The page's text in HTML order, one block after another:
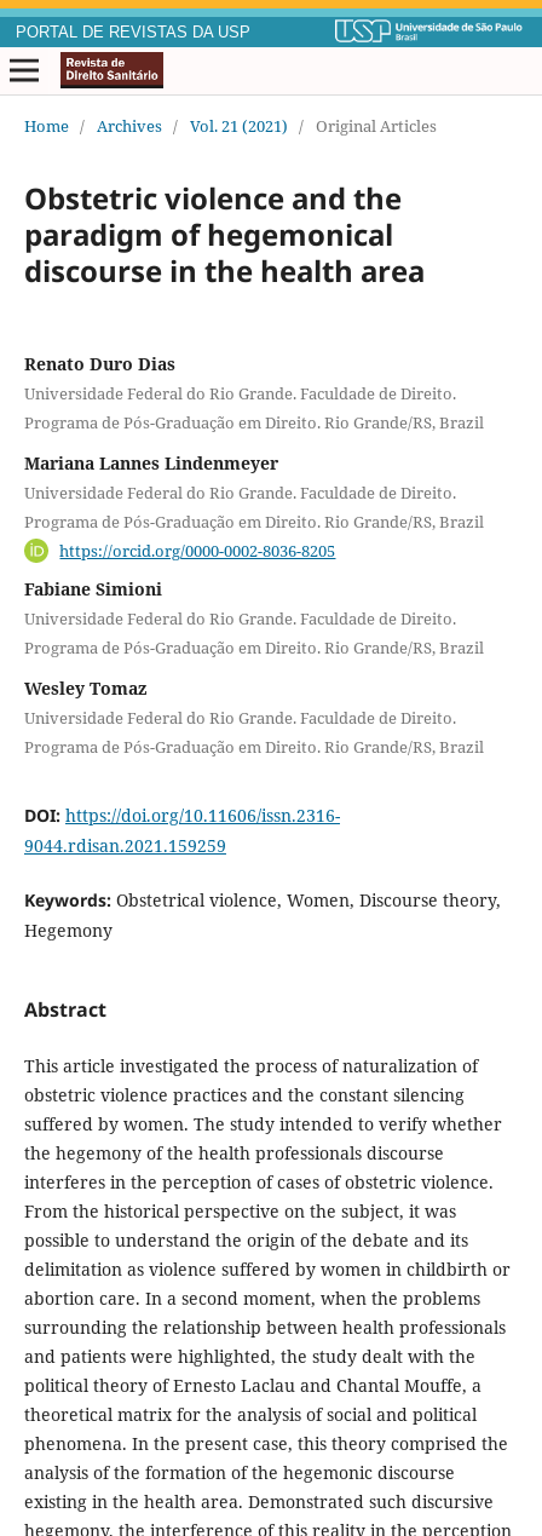
PORTAL DE REVISTAS DA USP
Home / Archives / Vol. 21 (2021) / Original Articles
Obstetric violence and the
paradigm of hegemonical
discourse in the health area
Renato Duro Dias
Universidade Federal do Rio Grande. Faculdade de Direito.
Programa de Pós-Graduação em Direito. Rio Grande/RS, Brazil
Mariana Lannes Lindenmeyer
Universidade Federal do Rio Grande. Faculdade de Direito.
Programa de Pós-Graduação em Direito. Rio Grande/RS, Brazil
https://orcid.org/0000-0002-8036-8205
Fabiane Simioni
Universidade Federal do Rio Grande. Faculdade de Direito.
Programa de Pós-Graduação em Direito. Rio Grande/RS, Brazil
Wesley Tomaz
Universidade Federal do Rio Grande. Faculdade de Direito.
Programa de Pós-Graduação em Direito. Rio Grande/RS, Brazil
DOI: https://doi.org/10.11606/issn.2316-
9044.rdisan.2021.159259
Keywords: Obstetrical violence, Women, Discourse theory,
Hegemony
Abstract
This article investigated the process of naturalization of
obstetric violence practices and the constant silencing
suffered by women. The study intended to verify whether
the hegemony of the health professionals discourse
interferes in the perception of cases of obstetric violence.
From the historical perspective on the subject, it was
possible to understand the origin of the debate and its
delimitation as violence suffered by women in childbirth or
abortion care. In a second moment, when the problems
surrounding the relationship between health professionals
and patients were highlighted, the study dealt with the
political theory of Ernesto Laclau and Chantal Mouffe, a
theoretical matrix for the analysis of social and political
phenomena. In the present case, this theory comprised the
analysis of the formation of the hegemonic discourse
existing in the health area. Demonstrated such discursive
hegemony, the interference of this reality in the perception